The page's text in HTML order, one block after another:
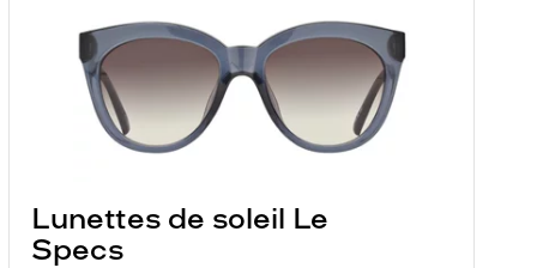
Lunettes de soleil Le
Specs